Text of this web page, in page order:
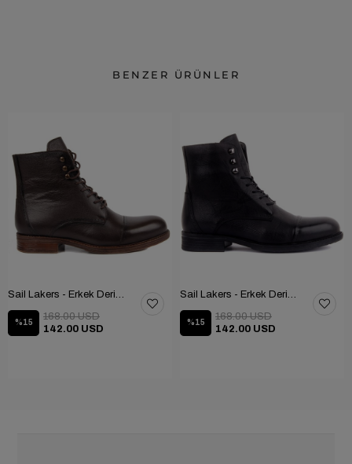
BENZER ÜRÜNLER
%15
142.00 USD
168.00 USD
%15
142.00 USD
168.00 USD